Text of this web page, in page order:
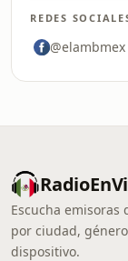
REDES
@elambmex
Escucha emisoras
por ciudad,
dispositivo.